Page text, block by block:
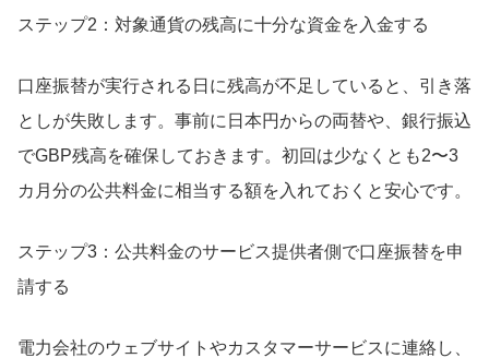
ステップ2：対象通貨の残高に十分な資金を入金する
口座振替が実行される日に残高が不足していると、引き落
としが失敗します。事前に日本円からの両替や、銀行振込
でGBP残高を確保しておきます。初回は少なくとも2〜3
カ月分の公共料金に相当する額を入れておくと安心です。
ステップ3：公共料金のサービス提供者側で口座振替を申
請する
電力会社のウェブサイトやカスタマーサービスに連絡し、